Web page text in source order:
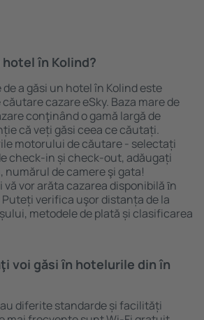
în Kolind?
a găsi un hotel în Kolind este
cazare eSky. Baza mare de
conţinând o gamă largă de
că veți găsi ceea ce căutați.
motorului de căutare - selectați
check-in și check-out, adăugați
numărul de camere şi gata!
vor arăta cazarea disponibilă ȋn
verifica uşor distanța de la
metodele de plată și clasificarea
voi găsi ȋn hotelurile din în
diferite standarde și facilități